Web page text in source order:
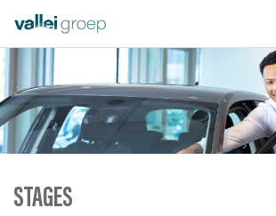
STAGES